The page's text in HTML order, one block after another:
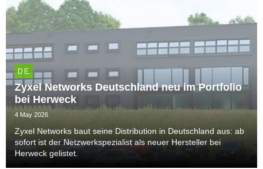
DE
Zyxel Networks Deutschland neu im Portfolio
bei Herweck
4 May 2026
Zyxel Networks baut seine Distribution in Deutschland aus: ab
sofort ist der Netzwerkspezialist als neuer Hersteller bei
Herweck gelistet.